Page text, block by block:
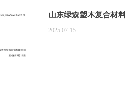
山东绿森塑木复合材
2025-07-15